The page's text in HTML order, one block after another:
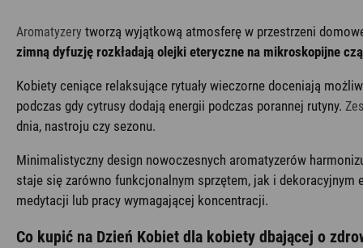
Aromatyzery tworzą wyjątkową atmosferę w przestrzeni
zimną dyfuzję rozkładają olejki eteryczne na mikroskopijne
Kobiety ceniące relaksujące rytuały wieczorne doceniają
podczas gdy cytrusy dodają energii podczas porannej rutyny.
dnia, nastroju czy sezonu.
Minimalistyczny design nowoczesnych aromatyzerów
staje się zarówno funkcjonalnym sprzętem, jak i
medytacji lub pracy wymagającej koncentracji.
Co kupić na Dzień Kobiet dla kobiety dbającej o